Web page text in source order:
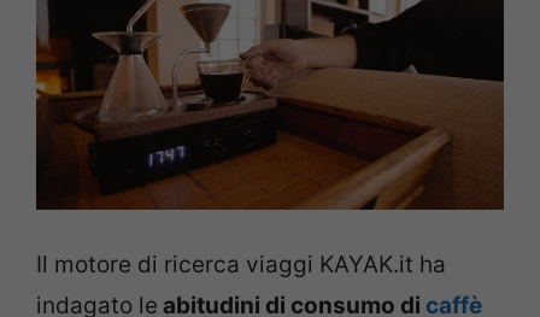
Il motore di ricerca viaggi KAYAK.it ha
indagato le abitudini di consumo di caffè